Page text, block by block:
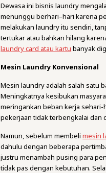
Dewasa ini bisnis laundry
menunggu berhari–hari karena
melakukan laundry itu sendiri,
tertukar atau bahkan hilang
laundry card atau kartu banyak
Mesin Laundry Konvensional
Mesin laundry adalah salah satu
Meningkatnya kesibukan
meringankan beban kerja sehari-
pekerjaan tidak terbengkalai dan
Namun, sebelum membelimesin
dahulu dengan beberapa
justru menambah pusing para
tidak pas dengan kebutuhan.